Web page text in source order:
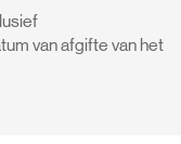
van afgifte van het